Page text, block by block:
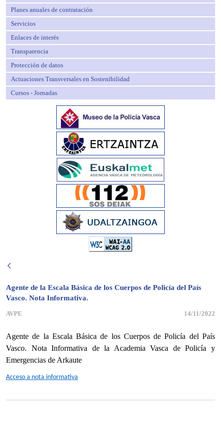
Planes anuales de contratación
Servicios
Enlaces de interés
Transparencia
Protección de datos
Actuaciones Transversales en Sostenibilidad
Cursos - Jornadas
Agente de la Escala Básica de los Cuerpos de Policía del País
Vasco. Nota Informativa.
AVPE 14/11/2022
Agente de la Escala Básica de los Cuerpos de Policía del País
Vasco.
Nota Informativa de la Academia Vasca de Policía y
Emergencias de Arkaute
Acceso a nota informativa